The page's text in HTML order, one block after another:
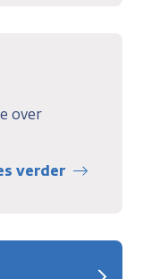
over
verder